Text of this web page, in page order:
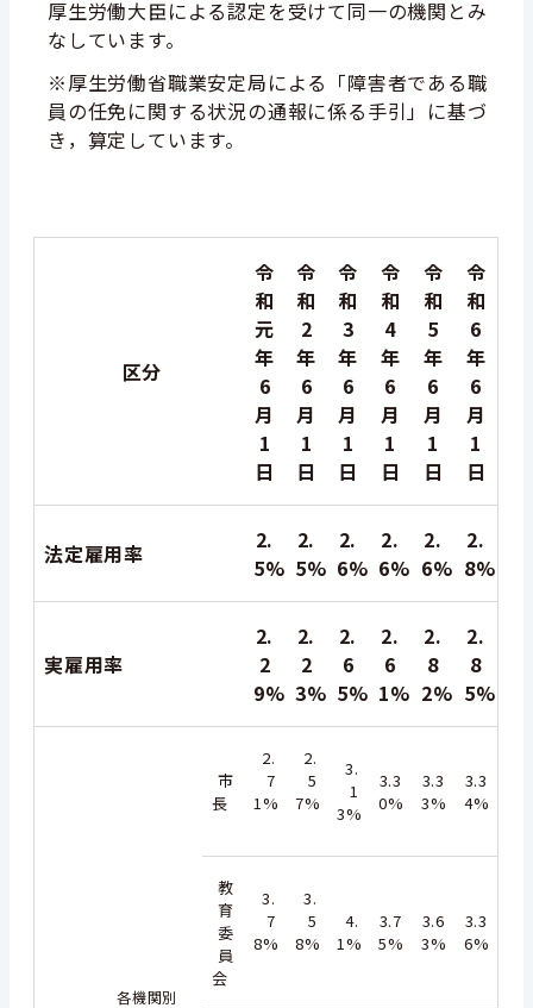
厚生労働大臣による認定を受けて同一の機関とみ
なしています。
※厚生労働省職業安定局による「障害者である職
員の任免に関する状況の通報に係る手引」に基づ
き，算定しています。
区分
令
和
元
年
6
月
1
日
令
和
2
年
6
月
1
日
令
和
3
年
6
月
1
日
令
和
4
年
6
月
1
日
令
和
5
年
6
月
1
日
令
和
6
年
6
月
1
日
法定雇用率
2.
5%
2.
5%
2.
6%
2.
6%
2.
6%
2.
8%
実雇用率
2.
2
9%
2.
2
3%
2.
6
5%
2.
6
1%
2.
8
2%
2.
8
5%
各機関別
市
長
2.
7
1%
2.
5
7%
3.
1
3%
3.3
0%
3.3
3%
3.3
4%
教
育
委
員
会
3.
7
8%
3.
5
8%
4.
1%
3.7
5%
3.6
3%
3.3
6%